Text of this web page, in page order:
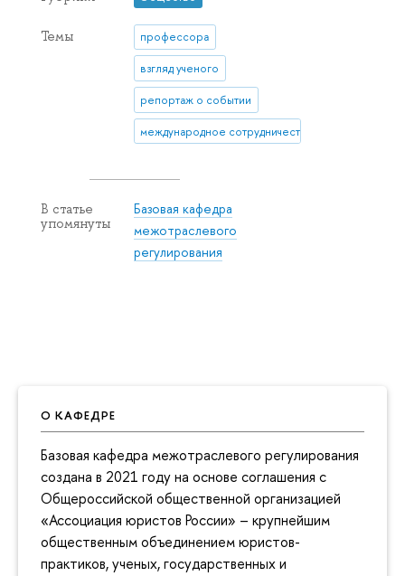
О КАФЕДРЕ
Базовая кафедра межотраслевого регулирования
создана в 2021 году на основе соглашения с
Общероссийской общественной организацией
«Ассоциация юристов России» – крупнейшим
общественным объединением юристов-
практиков, ученых, государственных и
Темы профессора
взгляд ученого
репортаж о событии
международное сотрудничество
В статье
упомянуты
Базовая кафедра
межотраслевого
регулирования